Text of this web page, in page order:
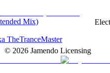
Mix)
TheTranceMaster
© 2026 Jamendo Licensing